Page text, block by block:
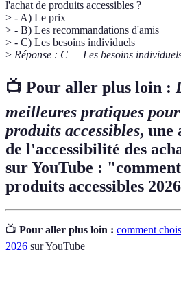
l'achat de produits accessibles ?
> - A) Le prix
> - B) Les recommandations d'amis
> - C) Les besoins individuels
> Réponse : C — Les besoins
📺 Pour aller plus loin :
meilleures pratiques
produits accessibles, une
de l'accessibilité des
sur YouTube :
produits accessibles
📺 Pour aller plus loin : comment
2026 sur YouTube